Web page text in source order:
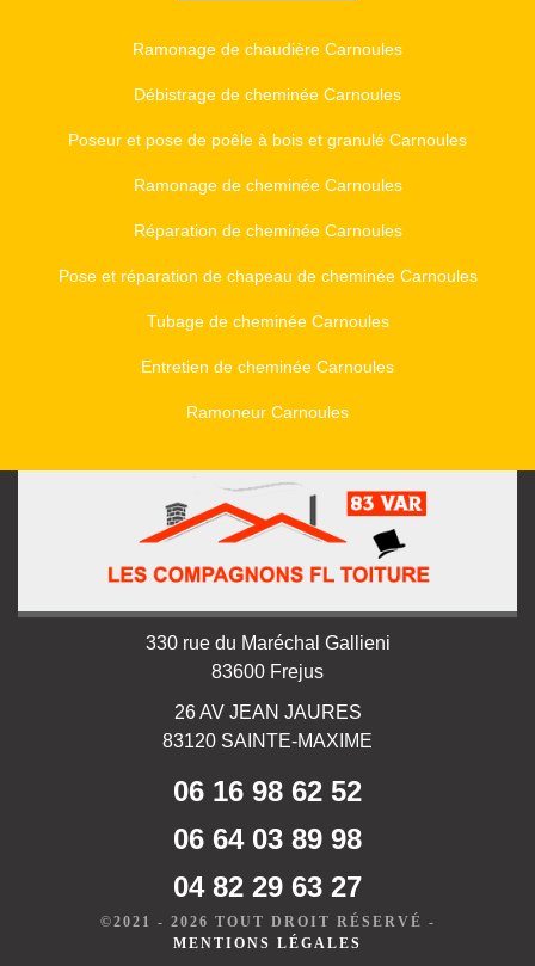
Ramonage de chaudière Carnoules
Débistrage de cheminée Carnoules
Poseur et pose de poêle à bois et granulé Carnoules
Ramonage de cheminée Carnoules
Réparation de cheminée Carnoules
Pose et réparation de chapeau de cheminée Carnoules
Tubage de cheminée Carnoules
Entretien de cheminée Carnoules
Ramoneur Carnoules
330 rue du Maréchal Gallieni
83600 Frejus
26 AV JEAN JAURES
83120 SAINTE-MAXIME
06 16 98 62 52
06 64 03 89 98
04 82 29 63 27
©2021 - 2026 TOUT DROIT RÉSERVÉ -
MENTIONS LÉGALES